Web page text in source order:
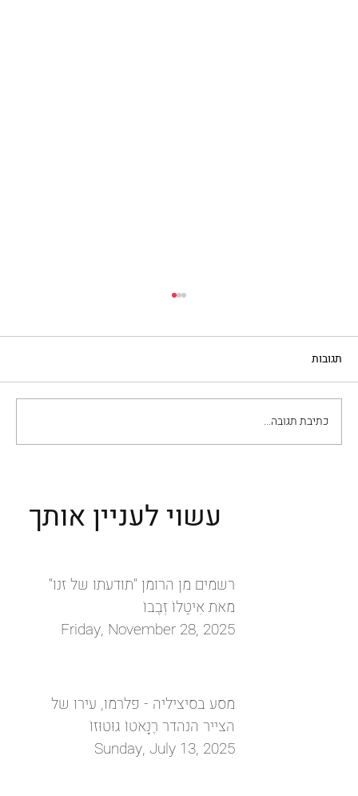
תגובות
כתיבת תגובה...
רשמים מן הרומן "תודעתו של זנו"
מאת אִיטַלוֹ זְבֶבוֹ
Friday, November 28, 2025
מסע בסיציליה - פלרמו, עירו של
הצייר הנהדר רֶנָאטוֹ גוּטוּזוֹ
Sunday, July 13, 2025
עשוי לעניין אותך